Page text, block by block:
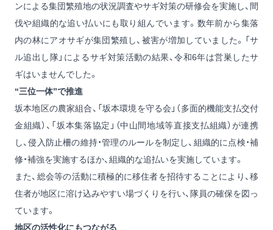
ンによる集団繁殖地の状況調査やサギ対策の研修会を実施し、間
伐や組織的な追い払いにも取り組んでいます。数年前から集落
内の林にアオサギが集団繁殖し、被害が増加していました。「サ
ル追出し隊」によるサギ対策活動の結果、令和6年は営巣したサ
ギはいませんでした。
“三位一体”で推進
坂本地区の農家組合、「坂本環境を守る会」（多面的機能支払交付
金組織）、「坂本集落協定」（中山間地域等直接支払組織）が連携
し、侵入防止柵の維持・管理のルールを制定し、組織的に点検・補
修・補強を実施するほか、組織的な追払いを実施しています。
また、総会等の活動に積極的に移住者を招待することにより、移
住者が地区に溶け込みやすい場づくりを行い、隊員の確保を図っ
ています。
地区の活性化にもつながる